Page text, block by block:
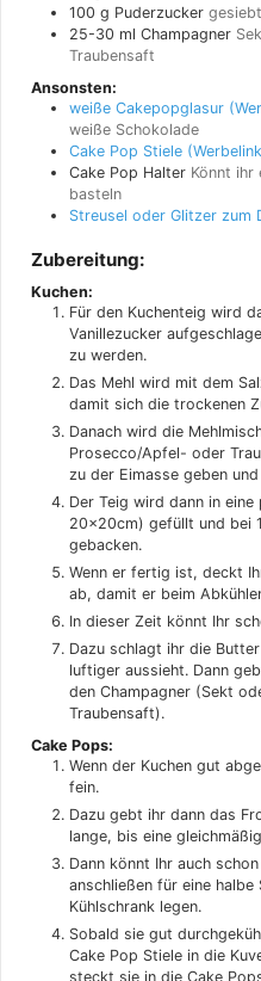
100 g Puderzucker gesiebt
25-30 ml Champagner
Traubensaft
Ansonsten:
weiße Cakepopglasur
weiße Schokolade
Cake Pop Stiele
Cake Pop Halter Könnt ihr
basteln
Streusel oder Glitzer zum
Zubereitung:
Kuchen:
Für den Kuchenteig wird
Vanillezucker
zu werden.
Das Mehl wird mit dem
damit sich die trockenen
Danach wird die
Prosecco/Apfel- oder
zu der Eimasse geben
Der Teig wird dann in
20x20cm) gefüllt und bei
gebacken.
Wenn er fertig ist, deckt
ab, damit er beim
In dieser Zeit könnt Ihr
Dazu schlagt ihr die
luftiger aussieht. Dann
den Champagner (Sekt
Traubensaft).
Cake Pops:
Wenn der Kuchen gut
fein.
Dazu gebt ihr dann das
lange, bis eine
Dann könnt Ihr auch
anschließen für eine
Kühlschrank legen.
Sobald sie gut
Cake Pop Stiele in die
steckt sie in die Cake